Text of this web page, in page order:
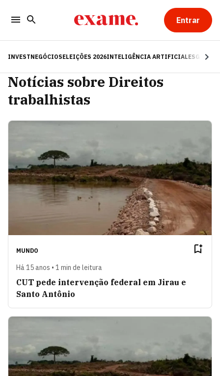
Entrar
INVESTNEGÓCIOSELEIÇÕES 2026INTELIGÊNCIA ARTIFICIALESG
Notícias sobre Direitos
trabalhistas
MUNDO
Há 15 anos • 1 min de leitura
CUT pede intervenção federal em Jirau e
Santo Antônio